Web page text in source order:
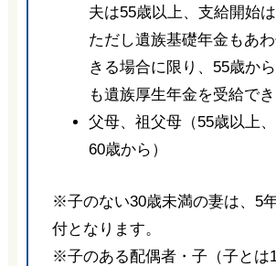
夫は55歳以上、支給開始は
ただし遺族基礎年金もあ
きる場合に限り、55歳か
も遺族厚生年金を受給でき
父母、祖父母（55歳以上
60歳から）
※子のない30歳未満の妻は、5
付となります。
※子のある配偶者・子（子とは